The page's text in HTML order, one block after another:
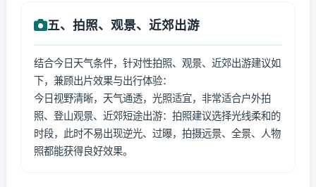
五、拍照、观景、近郊出游
结合今日天气条件，针对性拍照、观景、近郊出游建议如
下，兼顾出片效果与出行体验：
今日视野清晰，天气通透，光照适宜，非常适合户外拍
照、登山观景、近郊短途出游：拍照建议选择光线柔和的
时段，此时不易出现逆光、过曝，拍摄远景、全景、人物
照都能获得良好效果。